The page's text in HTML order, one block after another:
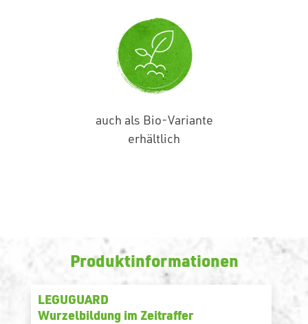
auch als Bio-Variante
erhältlich
Produktinformationen
LEGUGUARD
Wurzelbildung im Zeitraffer